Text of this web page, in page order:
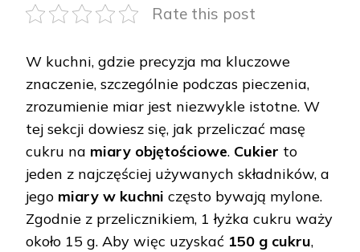
Rate this post
W kuchni, gdzie precyzja ma kluczowe
znaczenie, szczególnie podczas pieczenia,
zrozumienie miar jest niezwykle istotne. W
tej sekcji dowiesz się, jak przeliczać masę
cukru na miary objętościowe. Cukier to
jeden z najczęściej używanych składników, a
jego miary w kuchni często bywają mylone.
Zgodnie z przelicznikiem, 1 łyżka cukru waży
około 15 g. Aby więc uzyskać 150 g cukru,